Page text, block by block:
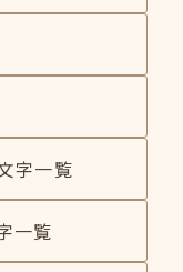
字一覧
一覧